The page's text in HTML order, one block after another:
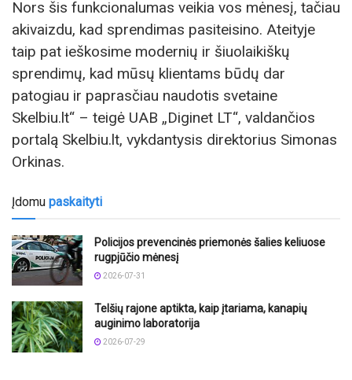
Nors šis funkcionalumas veikia vos mėnesį, tačiau
akivaizdu, kad sprendimas pasiteisino. Ateityje
taip pat ieškosime modernių ir šiuolaikiškų
sprendimų, kad mūsų klientams būdų dar
patogiau ir paprasčiau naudotis svetaine
Skelbiu.lt“ – teigė UAB „Diginet LT“, valdančios
portalą Skelbiu.lt, vykdantysis direktorius Simonas
Orkinas.
Įdomu paskaityti
Policijos prevencinės priemonės šalies keliuose
rugpjūčio mėnesį
2026-07-31
Telšių rajone aptikta, kaip įtariama, kanapių
auginimo laboratorija
2026-07-29